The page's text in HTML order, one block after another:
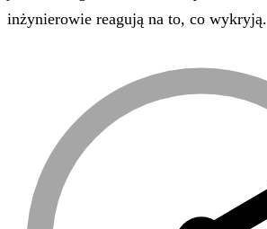
inżynierowie reagują na to, co wykryją.